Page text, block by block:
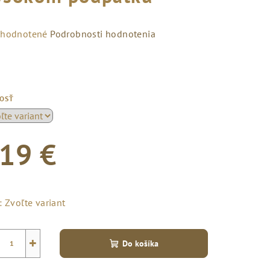
Podrobnosti hodnotenia
€
Zvoľte variant
+ Do košíka